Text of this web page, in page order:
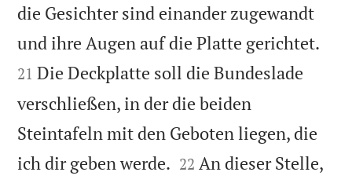
die Gesichter sind einander zugewandt
und ihre Augen auf die Platte gerichtet.
21 Die Deckplatte soll die Bundeslade
verschließen, in der die beiden
Steintafeln mit den Geboten liegen, die
ich dir geben werde. 

22 An dieser Stelle,